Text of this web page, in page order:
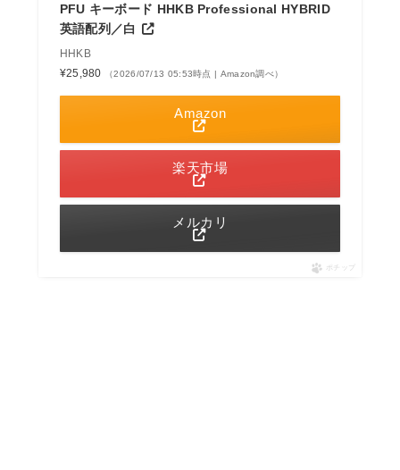
PFU キーボード HHKB Professional HYBRID
英語配列／白
HHKB
¥25,980
（2026/07/13 05:53時点 | Amazon調べ）
Amazon
楽天市場
メルカリ
ポチップ